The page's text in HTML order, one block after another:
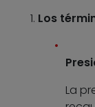
Los
La